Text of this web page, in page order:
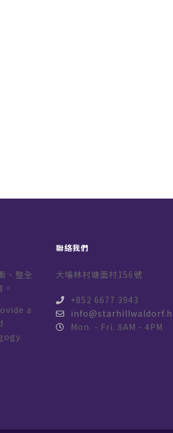
、整全
a
聯絡我們
大埔林村塘面村156號
+852 6677 3943
Mon. - Fri. 8AM - 4PM